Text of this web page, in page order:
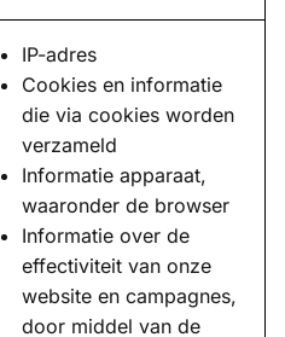
IP-adres
Cookies en informatie
die via cookies worden
verzameld
Informatie apparaat,
waaronder de browser
Informatie over de
effectiviteit van onze
website en campagnes,
door middel van de